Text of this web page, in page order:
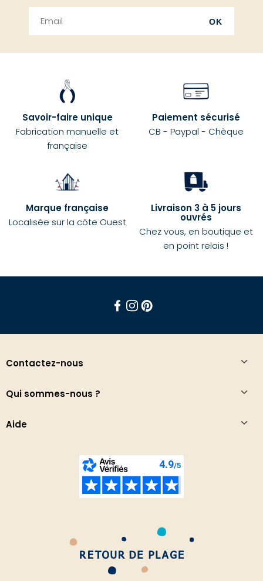
OK
Savoir-faire unique
Fabrication manuelle et
française
Paiement sécurisé
CB - Paypal - Chèque
Marque française
Localisée sur la côte Ouest
Livraison 3 à 5 jours
ouvrés
Chez vous, en boutique et
en point relais !
Contactez-nous
Qui sommes-nous ?
Aide